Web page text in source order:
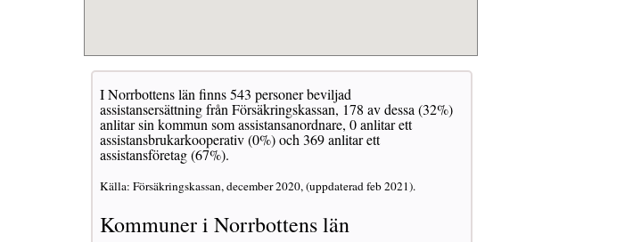
I Norrbottens län finns 543 personer beviljad
assistansersättning från Försäkringskassan, 178 av dessa (32%)
anlitar sin kommun som assistansanordnare, 0 anlitar ett
assistansbrukarkooperativ (0%) och 369 anlitar ett
assistansföretag (67%).
Källa: Försäkringskassan, december 2020, (uppdaterad feb 2021).
Kommuner i Norrbottens län